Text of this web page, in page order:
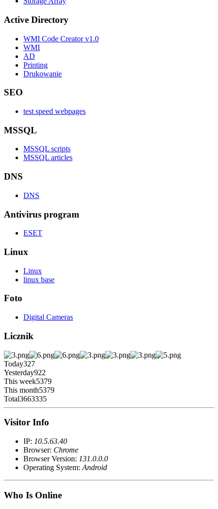
Active Directory
WMI Code Creator v1.0
WMI
AD
Printing
Drukowanie
SEO
test speed webpages
MSSQL
MSSQL scripts
MSSQL articles
DNS
DNS
Antivirus program
ESET
Linux
Linux
linux base
Foto
Digital Cameras
Licznik
Today327
Yesterday922
This week5379
This month5379
Total3663335
Visitor Info
IP: 10.5.63.40
Browser: Chrome
Browser Version: 131.0.0.0
Operating System: Android
Who Is Online